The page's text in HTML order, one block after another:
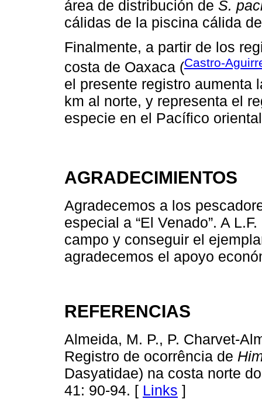
área de distribución de S.
cálidas de la piscina cálida
Finalmente, a partir de los
costa de Oaxaca (Castro-
el presente registro aumenta
km al norte, y representa el
especie en el Pacífico
AGRADECIMIENTOS
Agradecemos a los
especial a “El Venado”. A
campo y conseguir el
agradecemos el apoyo
REFERENCIAS
Almeida, M. P., P. Charvet-
Registro de ocorrência de
Dasyatidae) na costa norte
41: 90-94. [ Links ]